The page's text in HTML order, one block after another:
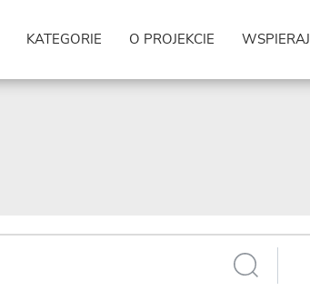
KATEGORIE O PROJEKCIE